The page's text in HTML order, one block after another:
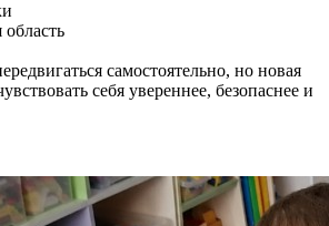
самостоятельно, но новая
себя увереннее, безопаснее и